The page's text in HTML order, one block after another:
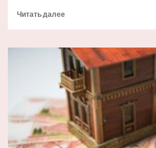
Читать далееПрочитать
Глава
ЦБ
назвала
факторы,
влияющие
на
курс
рубля